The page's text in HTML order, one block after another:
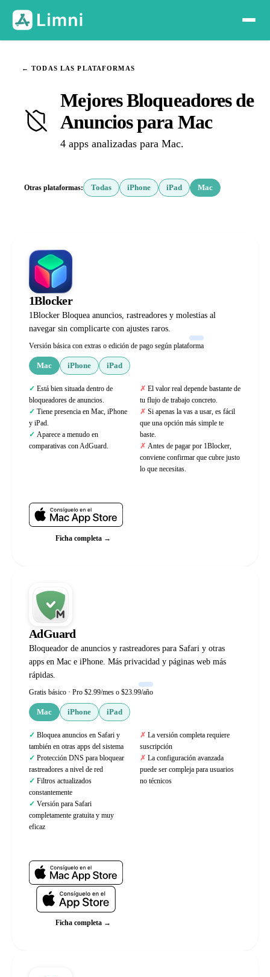
← TODAS LAS PLATAFORMAS
Mejores Bloqueadores de
Anuncios para Mac
4 apps analizadas para Mac.
Otras plataformas: Todas iPhone iPad Mac
1Blocker
1Blocker Bloquea anuncios, rastreadores y molestias al
navegar sin complicarte con ajustes raros.
Versión básica con extras o edición de pago según plataforma
Mac iPhone iPad
Está bien situada dentro de
bloqueadores de anuncios.
Tiene presencia en Mac, iPhone
y iPad.
Aparece a menudo en
comparativas con AdGuard.
El valor real depende bastante de
tu flujo de trabajo concreto.
Si apenas la vas a usar, es fácil
que una opción más simple te
baste.
Antes de pagar por 1Blocker,
conviene confirmar que cubre justo
lo que necesitas.
Ficha completa →
AdGuard
Bloqueador de anuncios y rastreadores para Safari y otras
apps en Mac e iPhone. Más privacidad y páginas web más
rápidas.
Gratis básico · Pro $2.99/mes o $23.99/año
Mac iPhone iPad
Bloquea anuncios en Safari y
también en otras apps del sistema
Protección DNS para bloquear
rastreadores a nivel de red
Filtros actualizados
constantemente
Versión para Safari
completamente gratuita y muy
eficaz
La versión completa requiere
suscripción
La configuración avanzada
puede ser compleja para usuarios
no técnicos
Ficha completa →